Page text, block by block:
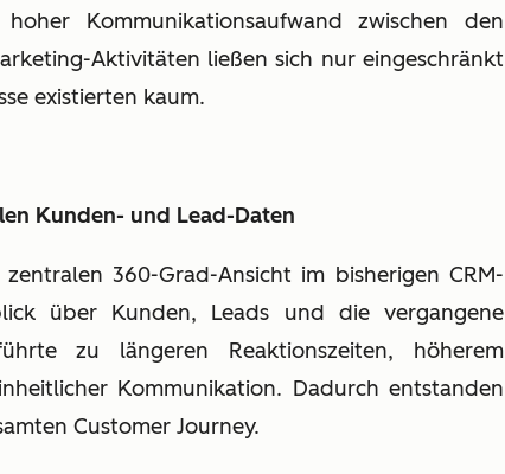
Kommunikationsaufwand zwischen den
Aktivitäten ließen sich nur eingeschränkt
existierten kaum.
Kunden- und Lead-Daten
360-Grad-Ansicht im bisherigen CRM-
über Kunden, Leads und die vergangene
zu längeren Reaktionszeiten, höherem
Kommunikation. Dadurch entstanden
Customer Journey.